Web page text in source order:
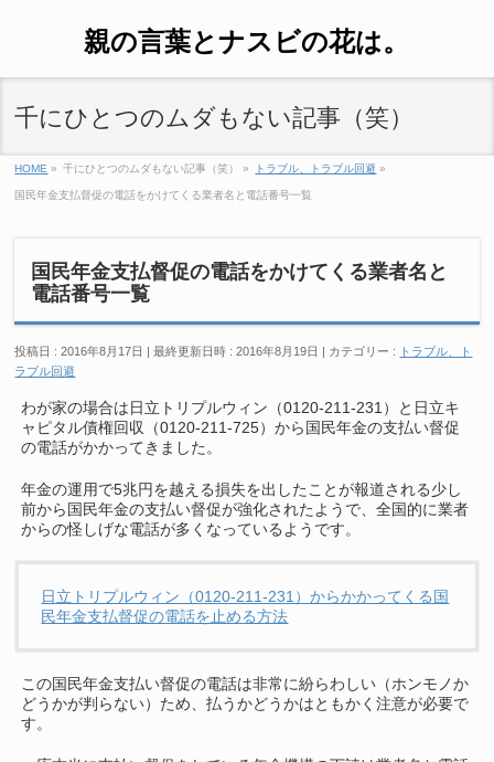
親の言葉とナスビの花は。
千にひとつのムダもない記事（笑）
HOME » 千にひとつのムダもない記事（笑） » トラブル、トラブル回避 »
国民年金支払督促の電話をかけてくる業者名と電話番号一覧
国民年金支払督促の電話をかけてくる業者名と
電話番号一覧
投稿日 : 2016年8月17日 最終更新日時 : 2016年8月19日 カテゴリー :
トラブル、ト
ラブル回避
わが家の場合は日立トリプルウィン（0120-211-231）と日立キ
ャピタル債権回収（0120-211-725）から国民年金の支払い督促
の電話がかかってきました。
年金の運用で5兆円を越える損失を出したことが報道される少し
前から国民年金の支払い督促が強化されたようで、全国的に業者
からの怪しげな電話が多くなっているようです。
日立トリプルウィン（0120-211-231）からかかってくる国
民年金支払督促の電話を止める方法
この国民年金支払い督促の電話は非常に紛らわしい（ホンモノか
どうかが判らない）ため、払うかどうかはともかく注意が必要で
す。